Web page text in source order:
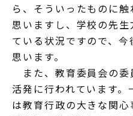
ら、そういったものに
思いますし、学校の先
ている状況ですので、
思います。
また、教育委員会の委
活発に行われています
は教育行政の大きな関心